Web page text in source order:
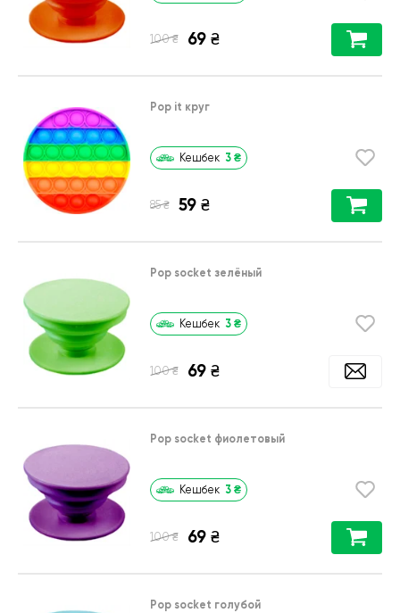
100 ₴ 69 ₴
Pop it круг
Кешбек 3 ₴
85 ₴ 59 ₴
Pop socket зелёный
Кешбек 3 ₴
100 ₴ 69 ₴
Pop socket фиолетовый
Кешбек 3 ₴
100 ₴ 69 ₴
Pop socket голубой